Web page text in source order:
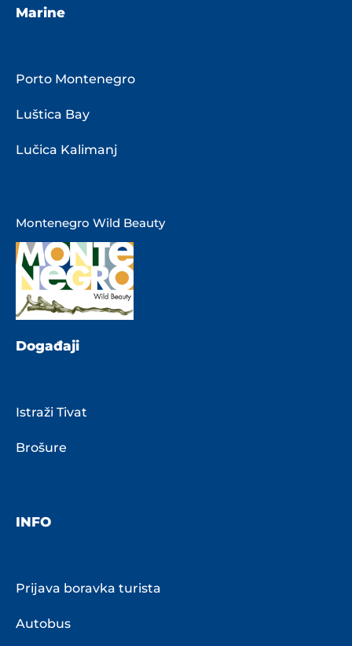
Marine
Porto Montenegro
Luštica Bay
Lučica Kalimanj
Montenegro Wild Beauty
Događaji
Istraži Tivat
Brošure
INFO
Prijava boravka turista
Autobus